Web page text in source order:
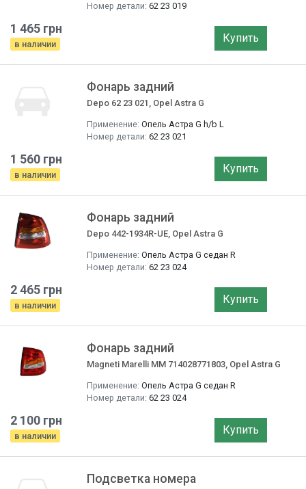
Номер детали: 62 23 019
1 465 грн
в наличии Купить
Фонарь задний
Depo 62 23 021, Opel Astra G
Применение: Опель Астра G h/b L
Номер детали: 62 23 021
1 560 грн
в наличии Купить
Фонарь задний
Depo 442-1934R-UE, Opel Astra G
Применение: Опель Астра G седан R
Номер детали: 62 23 024
2 465 грн
в наличии Купить
Фонарь задний
Magneti Marelli MM 714028771803, Opel Astra G
Применение: Опель Астра G седан R
Номер детали: 62 23 024
2 100 грн
в наличии Купить
Подсветка номера